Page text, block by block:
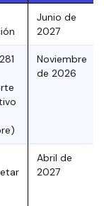
Junio de
2027
Noviembre
de 2026
Abril de
2027